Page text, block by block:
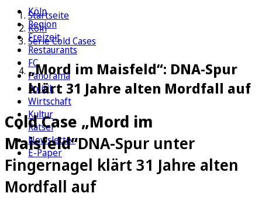
Köln
Region
Freizeit
Restaurants
FC
Panorama
Politik
Wirtschaft
Kultur
Rätsel
Newsletter
E-Paper
Startseite
Köln
Serie Cold Cases
„Mord im Maisfeld“: DNA-Spur
klärt 31 Jahre alten Mordfall auf
Cold Case „Mord im
Maisfeld“DNA-Spur unter
Fingernagel klärt 31 Jahre alten
Mordfall auf